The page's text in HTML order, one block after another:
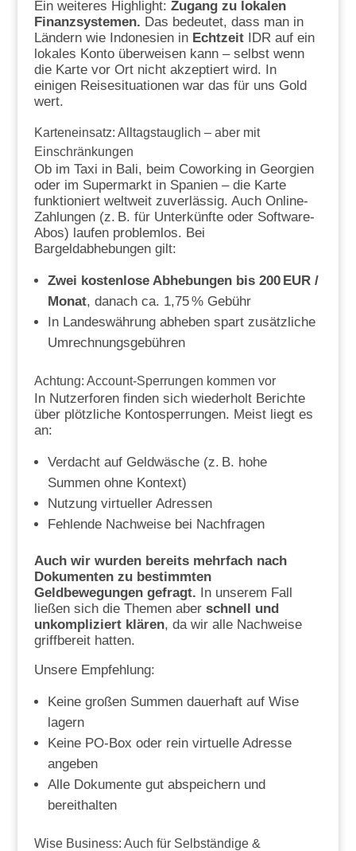
Ein weiteres Highlight: Zugang zu lokalen
Finanzsystemen. Das bedeutet, dass man in
Ländern wie Indonesien in EchtzeitIDR auf ein
lokales Konto überweisen kann – selbst wenn
die Karte vor Ort nicht akzeptiert wird. In
einigen Reisesituationen war das für uns Gold
wert.
Karteneinsatz: Alltagstauglich – aber mit
Einschränkungen
Ob im Taxi in Bali, beim Coworking in Georgien
oder im Supermarkt in Spanien – die Karte
funktioniert weltweit zuverlässig. Auch Online-
Zahlungen (z. B. für Unterkünfte oder Software-
Abos) laufen problemlos. Bei
Bargeldabhebungen gilt:
Zwei kostenlose Abhebungen bis 200 EUR /
Monat, danach ca. 1,75 % Gebühr
In Landeswährung abheben spart zusätzliche
Umrechnungsgebühren
Achtung: Account-Sperrungen kommen vor
In Nutzerforen finden sich wiederholt Berichte
über plötzliche Kontosperrungen. Meist liegt es
an:
Verdacht auf Geldwäsche (z. B. hohe
Summen ohne Kontext)
Nutzung virtueller Adressen
Fehlende Nachweise bei Nachfragen
Auch wir wurden bereits mehrfach nach
Dokumenten zu bestimmten
Geldbewegungen gefragt. In unserem Fall
ließen sich die Themen aber schnell und
unkompliziert klären, da wir alle Nachweise
griffbereit hatten.
Unsere Empfehlung:
Keine großen Summen dauerhaft auf Wise
lagern
Keine PO-Box oder rein virtuelle Adresse
angeben
Alle Dokumente gut abspeichern und
bereithalten
Wise Business: Auch für Selbständige &